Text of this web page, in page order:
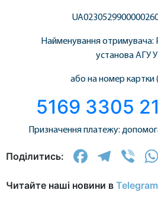
Найменування отримувача:
установа АГУ
або на номер картки
5169 3305
Призначення платежу:
Поділитись:
Читайте наші новини в Telegram